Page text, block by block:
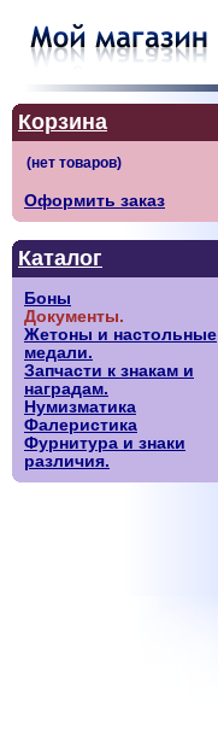
Корзина
Оформить заказ
Каталог
Боны
Документы.
Жетоны и настольные
медали.
Запчасти к знакам и
наградам.
Нумизматика
Фалеристика
Фурнитура и знаки
различия.